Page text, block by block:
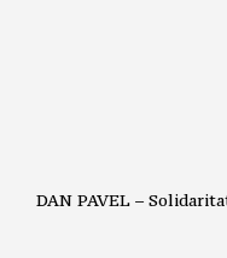
DAN PAVEL –